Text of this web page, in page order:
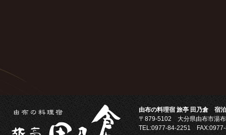
由布の料理宿 旅亭 田乃倉 宿
〒879-5102 大分県由布市湯
TEL:0977-84-2251